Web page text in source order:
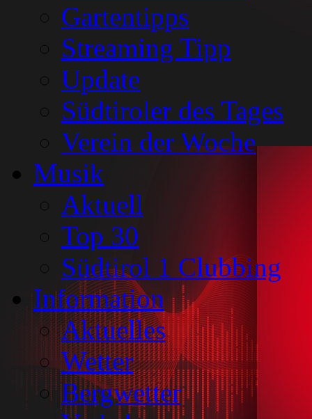
Gartentipps
Streaming Tipp
Update
Südtiroler des Tages
Verein der Woche
Musik
Aktuell
Top 30
Südtirol 1 Clubbing
Information
Aktuelles
Wetter
Bergwetter